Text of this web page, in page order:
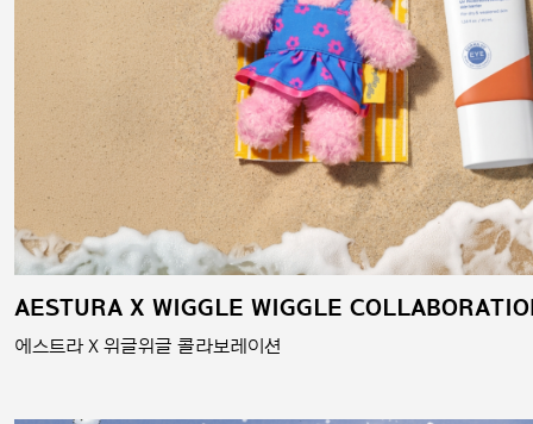
AESTURA X WIGGLE WIGGLE
에스트라 X 위글위글 콜라보레이션